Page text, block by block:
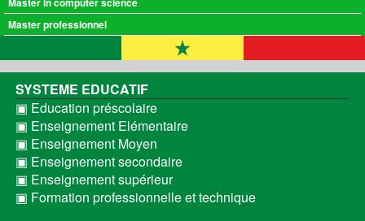
Master professionnel
SYSTEME EDUCATIF
▣ Education préscolaire
▣ Enseignement Elémentaire
▣ Enseignement Moyen
▣ Enseignement secondaire
▣ Enseignement supérieur
▣ Formation professionnelle et technique